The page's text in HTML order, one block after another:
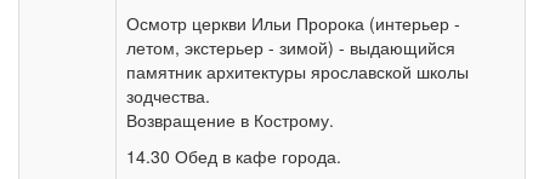
Осмотр церкви Ильи Пророка (интерьер -
летом, экстерьер - зимой) - выдающийся
памятник архитектуры ярославской школы
зодчества.
Возвращение в Кострому.
14.30 Обед в кафе города.